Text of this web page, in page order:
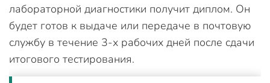
лабораторной диагностики получит диплом. Он
будет готов к выдаче или передаче в почтовую
службу в течение 3-х рабочих дней после сдачи
итогового тестирования.